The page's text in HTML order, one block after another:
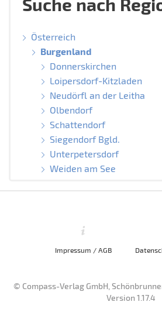
Österreich
Burgenland
Donnerskirchen
Loipersdorf-Kitzladen
Neudörfl an der Leitha
Olbendorf
Schattendorf
Siegendorf Bgld.
Unterpetersdorf
Weiden am See
Impressum / AGB
© Compass-Verlag GmbH,
Version 1.17.4